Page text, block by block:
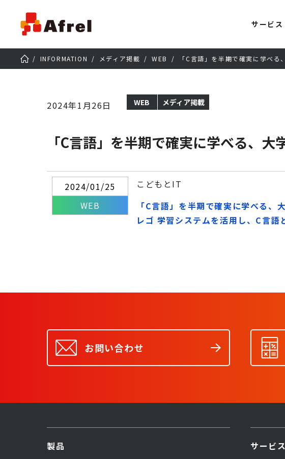
サービス
INFORMATION メディア掲載 WEB 「C言語」を半期で確実に学べ
2024年1月26日 WEB メディア掲載
「C言語」を半期で確実に学べる、
2024/01/25
WEB
こどもとIT
「C言語」を半期で確実に学べる、
レゴ 学習システムを活用し、C言
お問い合わせ
サービス
製品